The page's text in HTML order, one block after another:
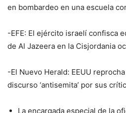
en bombardeo en una escuela
-EFE: El ejército israelí confisca
de Al Jazeera en la Cisjordania
-El Nuevo Herald: EEUU
discurso ‘antisemita’ por sus
La encargada especial de la